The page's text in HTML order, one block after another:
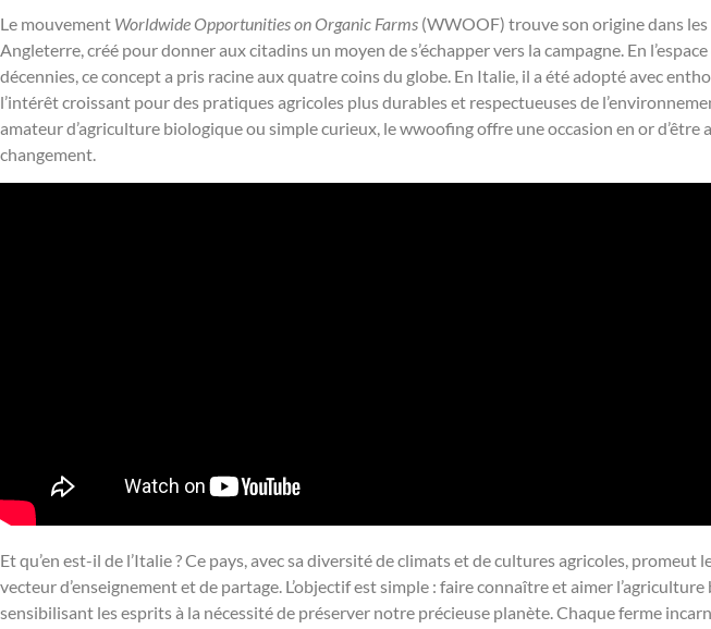
Le mouvement Worldwide Opportunities on Organic Farms (WWOOF) trouve son origine dans les
Angleterre, créé pour donner aux citadins un moyen de s’échapper vers la campagne. En
décennies, ce concept a pris racine aux quatre coins du globe. En Italie, il a été adopté avec
l’intérêt croissant pour des pratiques agricoles plus durables et respectueuses de
amateur d’agriculture biologique ou simple curieux, le wwoofing offre une occasion en or d’être
changement.
Et qu’en est-il de l’Italie ? Ce pays, avec sa diversité de climats et de cultures agricoles, promeut
vecteur d’enseignement et de partage. L’objectif est simple : faire connaître et aimer
sensibilisant les esprits à la nécessité de préserver notre précieuse planète. Chaque ferme